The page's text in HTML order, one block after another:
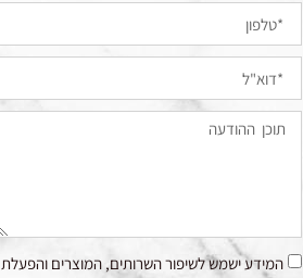
המידע ישמש לשיפור השרותים, המוצרים והפעלת